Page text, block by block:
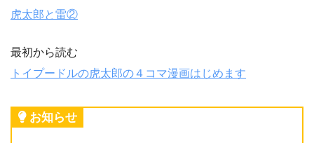
虎太郎と雷②
最初から読む
トイプードルの虎太郎の４コマ漫画はじめます
お知らせ